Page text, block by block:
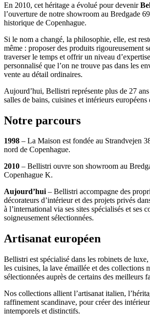
En 2010, cet héritage a évolué pour devenir
l’ouverture de notre showroom au Bredgade
historique de Copenhague.
Si le nom a changé, la philosophie, elle, est
même : proposer des produits rigoureusement
traverser le temps et offrir un niveau
personnalisé que l’on ne trouve pas dans les
vente au détail ordinaires.
Aujourd’hui, Bellistri représente plus de 27 ans
salles de bains, cuisines et intérieurs européens
Notre parcours
1998 – La Maison est fondée au Strandvejen
nord de Copenhague.
2010 – Bellistri ouvre son showroom au
Copenhague K.
Aujourd’hui– Bellistri accompagne des
décorateurs d’intérieur et des projets privés
à l’international via ses sites spécialisés et ses
soigneusement sélectionnées.
Artisanat européen
Bellistri est spécialisé dans les robinets de luxe,
les cuisines, la lave émaillée et des collections
sélectionnées auprès de certains des meilleurs
Nos collections allient l’artisanat italien,
raffinement scandinave, pour créer des
intemporels et distinctifs.